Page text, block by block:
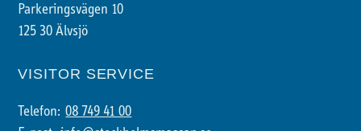
Parkeringsvägen 10
125 30 Älvsjö
VISITOR SERVICE
Telefon:08 749 41 00